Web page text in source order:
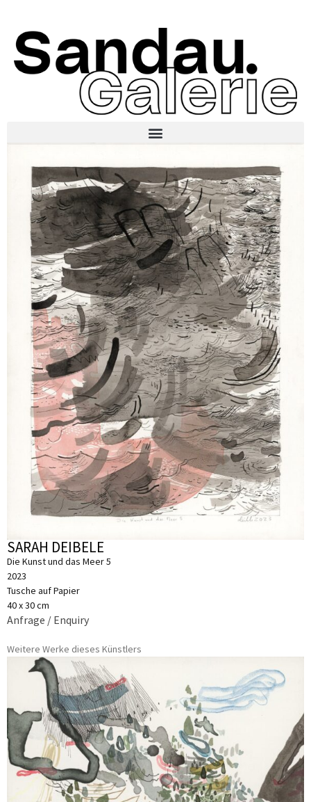
SARAH DEIBELE
Die Kunst und das Meer 5
2023
Tusche auf Papier
40 x 30 cm
Anfrage / Enquiry
Weitere Werke dieses Künstlers